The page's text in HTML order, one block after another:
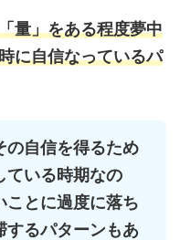
量」をある程度夢中
に自信なっているパ
の自信を得るため
ている時期なの
ことに過度に落ち
するパターンもあ